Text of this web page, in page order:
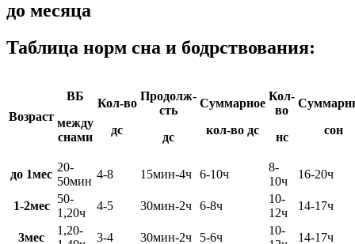
до месяца
Таблица норм сна и бодрствования:
Возраст
ВБ
между
снами
Кол-во
дс
Продолж-
сть
дс
Суммарное
кол-во дс
Кол-
во
нс
сон
до 1мес
20-
50мин
4-8 15мин-4ч 6-10ч
8-
10ч
16-20ч
1-2мес
50-
1,20ч
4-5 30мин-2ч 6-8ч
10-
12ч
14-17ч
3мес
1,20-
3-4 30мин-2ч 5-6ч
10-
14-17ч